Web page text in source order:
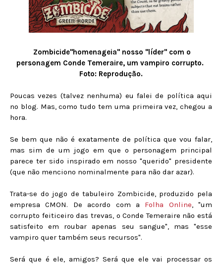
Zombicide"homenageia" nosso "líder" com o
personagem Conde Temeraire, um vampiro corrupto.
Foto: Reprodução.
Poucas vezes (talvez nenhuma) eu falei de política aqui
no blog. Mas, como tudo tem uma primeira vez, chegou a
hora.
Se bem que não é exatamente de política que vou falar,
mas sim de um jogo em que o personagem principal
parece ter sido inspirado em nosso "querido" presidente
(que não menciono nominalmente para não dar azar).
Trata-se do jogo de tabuleiro Zombicide, produzido pela
empresa CMON. De acordo com a Folha Online, "um
corrupto feiticeiro das trevas, o Conde Temeraire não está
satisfeito em roubar apenas seu sangue", mas "esse
vampiro quer também seus recursos".
Será que é ele, amigos? Será que ele vai processar os